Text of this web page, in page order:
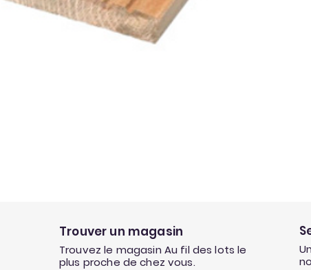
Trouver un magasin
Trouvez le magasin Au fil des lots le
plus proche de chez vous.